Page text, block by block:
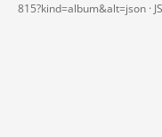
815?kind=album&alt=json ·